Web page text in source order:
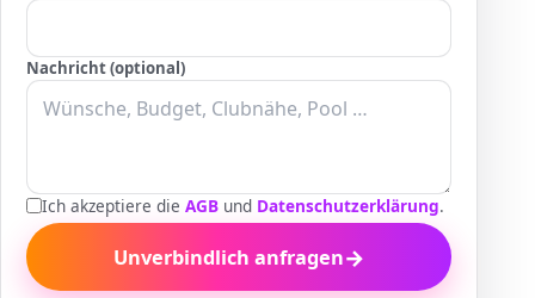
Nachricht (optional)
Ich akzeptiere die AGB und Datenschutzerklärung.
Unverbindlich anfragen→